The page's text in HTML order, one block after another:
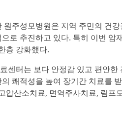
원주성모병원은 지역 주민의 건
로 추진하고 있다. 특히 이번
층 강화했다.
센터는 보다 안정감 있고 편안
쾌적성을 높여 장기간 치료를
압산소치료, 면역주사치료, 림